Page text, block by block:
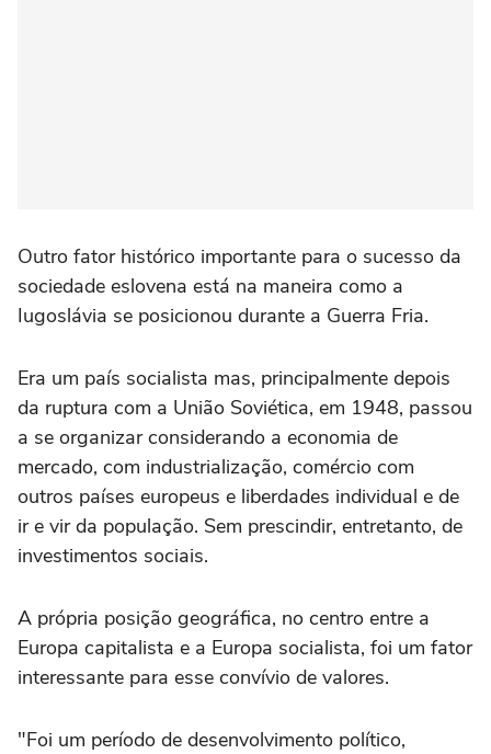
Outro fator histórico importante para o sucesso da
sociedade eslovena está na maneira como a
Iugoslávia se posicionou durante a Guerra Fria.
Era um país socialista mas, principalmente depois
da ruptura com a União Soviética, em 1948, passou
a se organizar considerando a economia de
mercado, com industrialização, comércio com
outros países europeus e liberdades individual e de
ir e vir da população. Sem prescindir, entretanto, de
investimentos sociais.
A própria posição geográfica, no centro entre a
Europa capitalista e a Europa socialista, foi um fator
interessante para esse convívio de valores.
"Foi um período de desenvolvimento político,